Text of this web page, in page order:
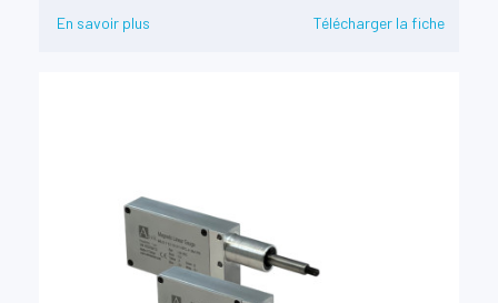
En savoir plus Télécharger la fiche